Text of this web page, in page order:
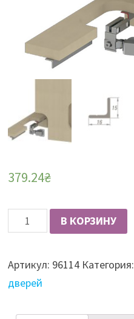
379.24₴
Количество
Albatur
7460
410
В КОРЗИНУ
Артикул: 96114 Категория:
дверей